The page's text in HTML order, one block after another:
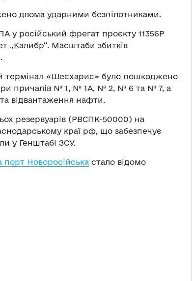
двома ударними безпілотниками.
у російський фрегат проєкту 11356Р
„Калибр“. Масштаби збитків
термінал «Шесхарис» було пошкоджено
причалів № 1, № 1А, № 2, № 6 та № 7, а
відвантаження нафти.
резервуарів (РВСПК-50000) на
краї рф, що забезпечує
у Генштабі ЗСУ.
порт Новоросійська стало відомо